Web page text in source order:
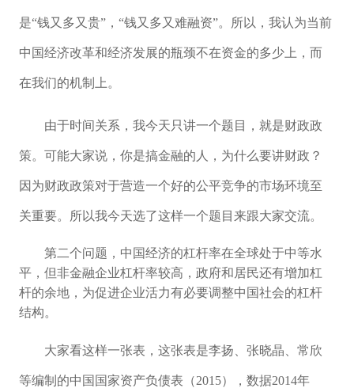
是“钱又多又贵”，“钱又多又难融资”。所以，我认为当前
中国经济改革和经济发展的瓶颈不在资金的多少上，而
在我们的机制上。
由于时间关系，我今天只讲一个题目，就是财政政
策。可能大家说，你是搞金融的人，为什么要讲财政？
因为财政政策对于营造一个好的公平竞争的市场环境至
关重要。所以我今天选了这样一个题目来跟大家交流。
第二个问题，中国经济的杠杆率在全球处于中等水
平，但非金融企业杠杆率较高，政府和居民还有增加杠
杆的余地，为促进企业活力有必要调整中国社会的杠杆
结构。
大家看这样一张表，这张表是李扬、张晓晶、常欣
等编制的中国国家资产负债表（2015），数据2014年